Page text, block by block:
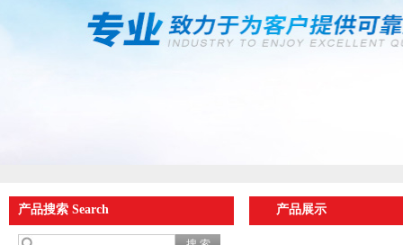
产品搜索 Search 产品展示